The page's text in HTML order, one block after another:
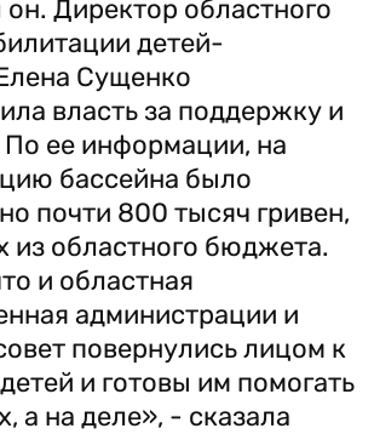
Директор областного
детей-
Сущенко
власть за поддержку и
ее информации, на
бассейна было
почти 800 тысяч гривен,
из областного бюджета.
и областная
администрации и
повернулись лицом к
и готовы им помогать
а на деле», - сказала